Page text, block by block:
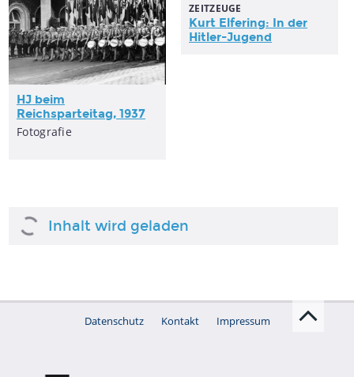
ZEITZEUGE
Kurt Elfering: In der
Hitler-Jugend
HJ beim
Reichsparteitag, 1937
Fotografie
Inhalt wird geladen
Datenschutz Kontakt Impressum